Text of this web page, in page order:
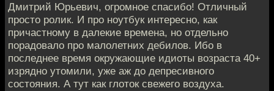
Дмитрий Юрьевич, огромное спасибо! Отличный
просто ролик. И про ноутбук интересно, как
причастному в далекие времена, но отдельно
порадовало про малолетних дебилов. Ибо в
последнее время окружающие идиоты возраста 40+
изрядно утомили, уже аж до депресивного
состояния. А тут как глоток свежего воздуха.